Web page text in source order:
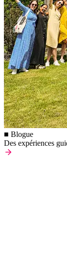
■ Blogue
Des expériences